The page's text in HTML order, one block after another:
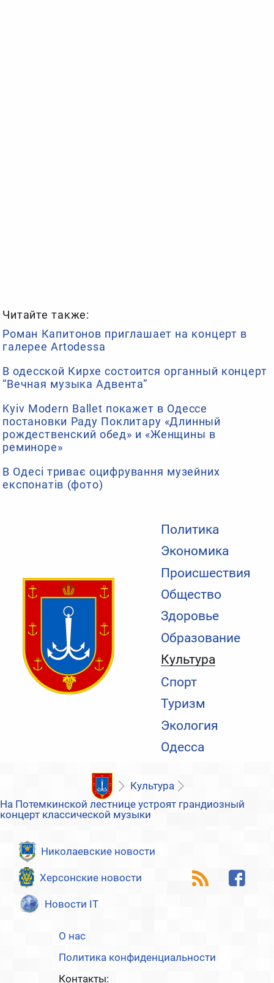
Политика
Экономика
Происшествия
Общество
Здоровье
Образование
Культура
Спорт
Туризм
Экология
Одесса
Читайте также:
Роман Капитонов приглашает на концерт в
галерее Artodessa
В одесской Кирхе состоится органный концерт
“Вечная музыка Адвента”
Kyiv Modern Ballet покажет в Одессе
постановки Раду Поклитару «Длинный
рождественский обед» и «Женщины в
реминоре»
В Одесі триває оцифрування музейних
експонатів (фото)
Культура
На Потемкинской лестнице устроят грандиозный
концерт классической музыки
Николаевские новости
Херсонские новости
Новости IT
О нас
Политика конфиденциальности
Контакты: